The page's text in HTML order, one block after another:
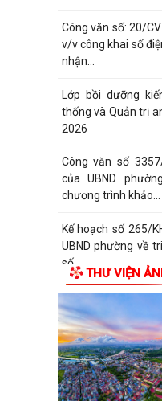
Công văn số: 20/
v/v công khai số
nhận...
Lớp bồi dưỡng
thống và Quản trị
2026
Công văn số
của UBND
chương trình khảo...
Kế hoạch số 265/
UBND phường về
số...
UBND phường làm
dụng đất của
Khê (giáp...
PHƯỜNG KIẾN
TUYẾN THÀNH
BẢN ĐỒ ĐỊA CHÍNH,
THƯ VIỆN